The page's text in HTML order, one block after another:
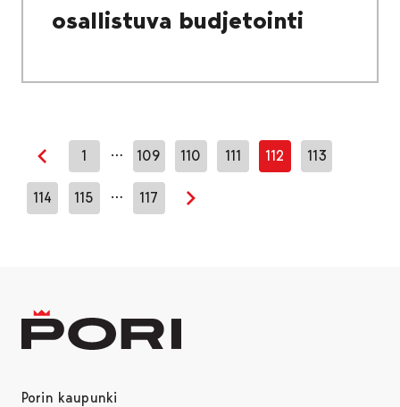
osallistuva budjetointi
Edellinen sivu
1 … 109 110 111 112 113
114 115 … 117
Seuraava sivu
Porin kaupunki